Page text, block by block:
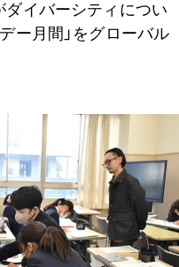
ダイバーシティについ
ー月間」をグローバル